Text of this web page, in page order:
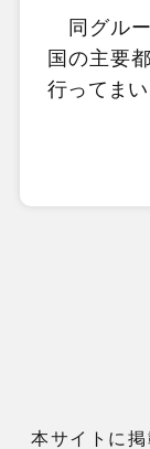
同グルー
国の主要
行ってま
本サイトに